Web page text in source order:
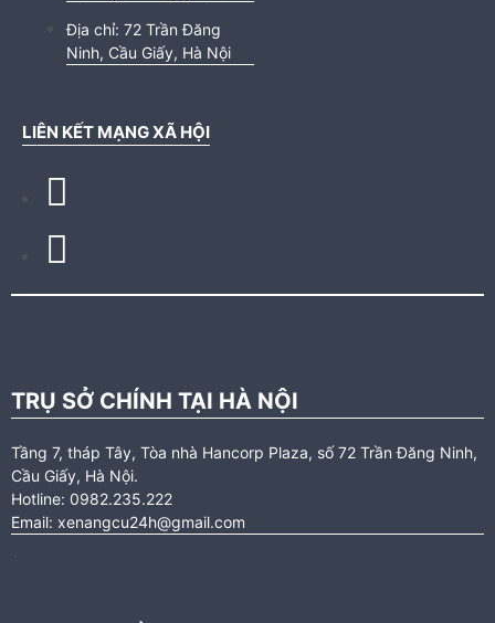
Địa chỉ: 72 Trần Đăng
Ninh, Cầu Giấy, Hà Nội
LIÊN KẾT MẠNG XÃ HỘI
TRỤ SỞ CHÍNH TẠI HÀ NỘI
Tầng 7, tháp Tây, Tòa nhà Hancorp Plaza, số 72 Trần Đăng Ninh,
Cầu Giấy, Hà Nội.
Hotline: 0982.235.222
Email: xenangcu24h@gmail.com